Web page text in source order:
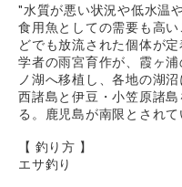
"水質が悪い状況や低水温
食用魚としての需要も高
どでも放流された個体が
学者の雨宮育作が、霞ヶ
ノ湖へ移植し、各地の湖
西諸島と伊豆・小笠原諸
る。鹿児島が南限とされ
【 釣り方 】
エサ釣り